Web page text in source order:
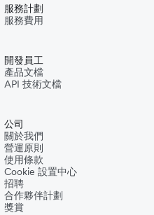
服務計劃
服務費用
開發員工
產品文檔
API 技術文檔
公司
關於我們
營運原則
使用條款
Cookie 設置中心
招聘
合作夥伴計劃
獎賞